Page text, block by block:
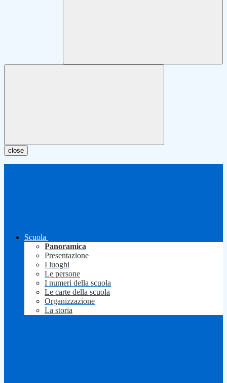
close
Scuola
Panoramica
Presentazione
I luoghi
Le persone
I numeri della scuola
Le carte della scuola
Organizzazione
La storia